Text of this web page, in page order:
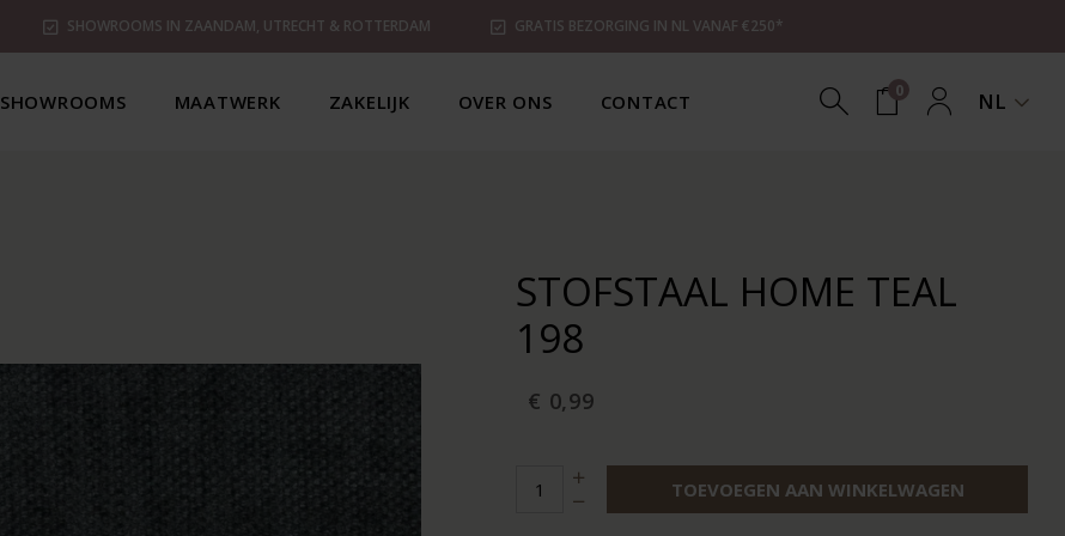
SHOWROOMS IN ZAANDAM, UTRECHT & ROTTERDAM GRATIS BEZORGING IN NL VANAF €250*
SHOWROOMS MAATWERK ZAKELIJK OVER ONS CONTACT 0 NL
STOFSTAAL HOME TEAL
198
€ 0,99
TOEVOEGEN AAN WINKELWAGEN